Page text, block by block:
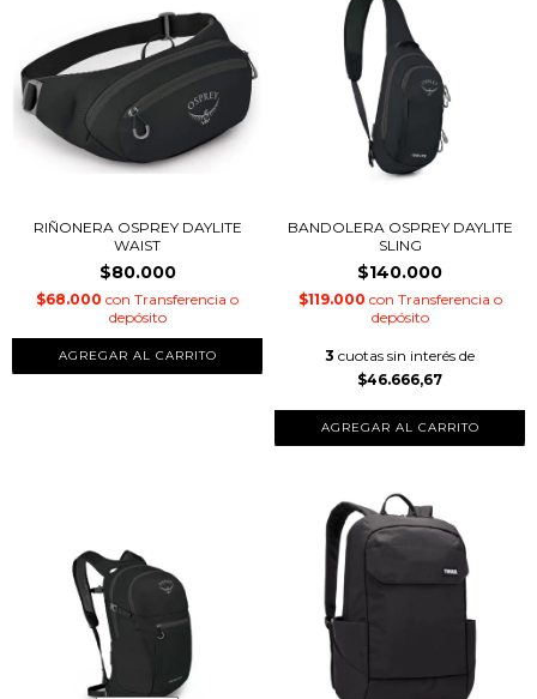
RIÑONERA OSPREY DAYLITE
WAIST
$80.000
$68.000 con Transferencia o
depósito
BANDOLERA OSPREY DAYLITE
SLING
$140.000
$119.000 con Transferencia o
depósito
3 cuotas sin interés de
$46.666,67